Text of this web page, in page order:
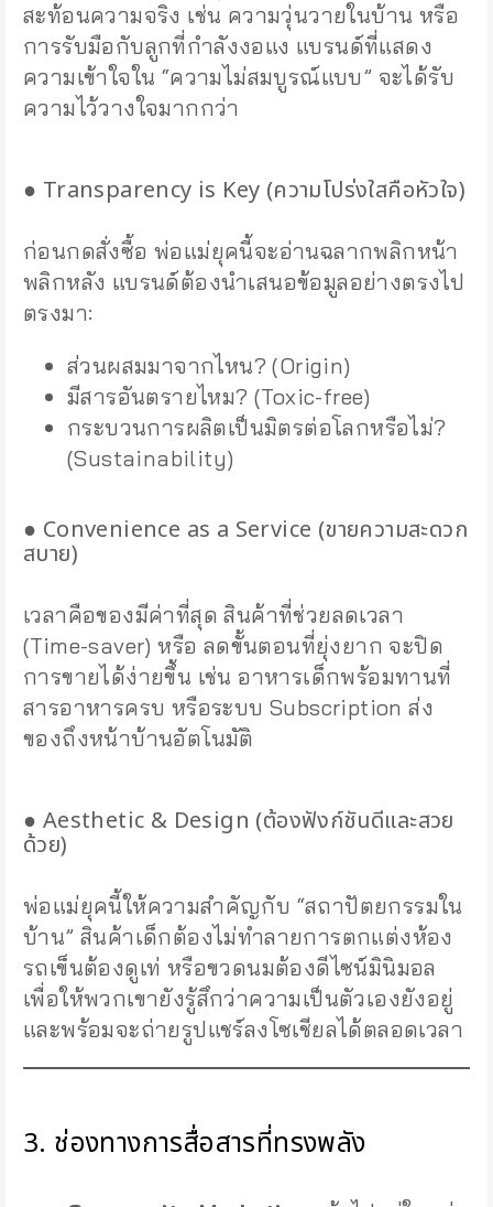
สะท้อนความจริง เช่น ความวุ่นวายในบ้าน หรือ
การรับมือกับลูกที่กำลังงอแง แบรนด์ที่แสดง
ความเข้าใจใน “ความไม่สมบูรณ์แบบ” จะได้รับ
ความไว้วางใจมากกว่า
● Transparency is Key (ความโปร่งใสคือหัวใจ)
ก่อนกดสั่งซื้อ พ่อแม่ยุคนี้จะอ่านฉลากพลิกหน้า
พลิกหลัง แบรนด์ต้องนำเสนอข้อมูลอย่างตรงไป
ตรงมา:
ส่วนผสมมาจากไหน? (Origin)
มีสารอันตรายไหม? (Toxic-free)
กระบวนการผลิตเป็นมิตรต่อโลกหรือไม่?
(Sustainability)
● Convenience as a Service (ขายความสะดวก
สบาย)
เวลาคือของมีค่าที่สุด สินค้าที่ช่วยลดเวลา
(Time-saver) หรือ ลดขั้นตอนที่ยุ่งยาก จะปิด
การขายได้ง่ายขึ้น เช่น อาหารเด็กพร้อมทานที่
สารอาหารครบ หรือระบบ Subscription ส่ง
ของถึงหน้าบ้านอัตโนมัติ
● Aesthetic & Design (ต้องฟังก์ชันดีและสวย
ด้วย)
พ่อแม่ยุคนี้ให้ความสำคัญกับ “สถาปัตยกรรมใน
บ้าน” สินค้าเด็กต้องไม่ทำลายการตกแต่งห้อง
รถเข็นต้องดูเท่ หรือขวดนมต้องดีไซน์มินิมอล
เพื่อให้พวกเขายังรู้สึกว่าความเป็นตัวเองยังอยู่
และพร้อมจะถ่ายรูปแชร์ลงโซเชียลได้ตลอดเวลา
3. ช่องทางการสื่อสารที่ทรงพลัง